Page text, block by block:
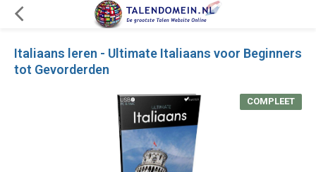
Italiaans leren - Ultimate Italiaans voor Beginners
tot Gevorderden
COMPLEET